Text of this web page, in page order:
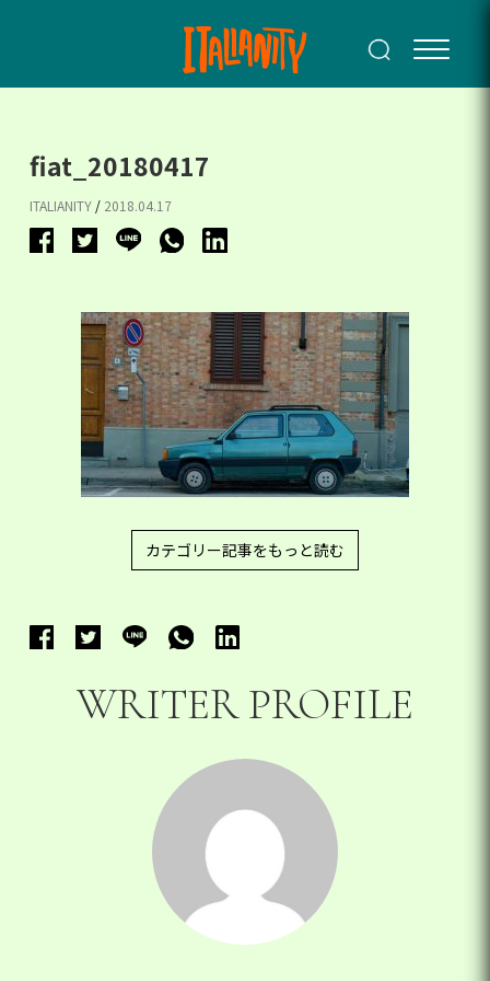
fiat_20180417
ITALIANITY / 2018.04.17
カテゴリー記事をもっと読む
WRITER PROFILE